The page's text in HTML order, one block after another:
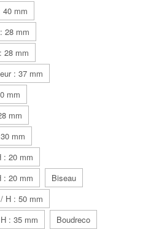
mm
28 mm
28 mm
: 37 mm
mm
mm
mm
: 20 mm
: 20 mm
Biseau
H : 50 mm
: 35 mm
Boudreco